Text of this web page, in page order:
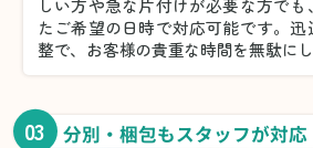
しい方や急な片付けが必要な方で
たご希望の日時で対応可能です。
整で、お客様の貴重な時間を無駄にし
03 分別・梱包もスタッフが対応